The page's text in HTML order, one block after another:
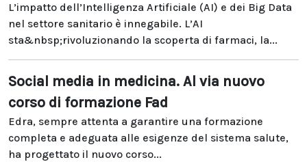
L’impatto dell’Intelligenza Artificiale (AI) e dei Big Data
nel settore sanitario è innegabile. L’AI
sta&nbsp;rivoluzionando la scoperta di farmaci, la...
Social media in medicina. Al via nuovo
corso di formazione Fad
Edra, sempre attenta a garantire una formazione
completa e adeguata alle esigenze del sistema salute,
ha progettato il nuovo corso...